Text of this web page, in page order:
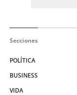
Secciones
POLÍTICA
BUSINESS
VIDA